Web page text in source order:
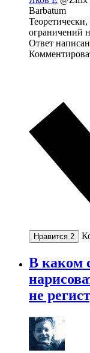
Barbatum
ограничений
Ответ написан
Нравится 2
В каком
не